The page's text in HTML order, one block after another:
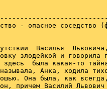
- опасное соседство
Василья
злодейкой и говорила
здесь  была какая-то
Анка, ходила
Она была, как
причем Василий